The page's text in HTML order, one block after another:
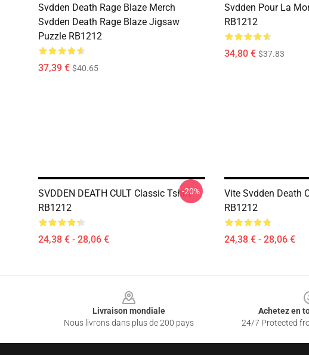
Svdden Death Rage Blaze Merch
Svdden Death Rage Blaze Jigsaw
Puzzle RB1212
37,39 € $40.65
Svdden Pour La
RB1212
34,80 € $37.83
SVDDEN DEATH CULT Classic Tshirt
RB1212
24,38 € - 28,06 €
-20%
Vite Svdden Death
RB1212
24,38 € - 28,06 €
Livraison mondiale
Nous livrons dans plus de 200 pays
Achetez en
24/7 Protected